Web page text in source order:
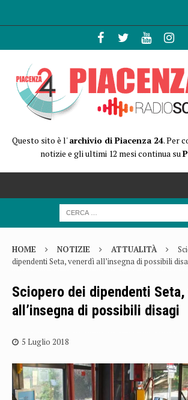
Questo sito è l'archivio di Piacenza 24. Per
notizie e gli ultimi 12 mesi continua su
HOME NOTIZIE ATTUALITÀ
dipendenti Seta, venerdì all’insegna di possibili
Sciopero dei dipendenti
all’insegna di possibili disagi
5 Luglio 2018